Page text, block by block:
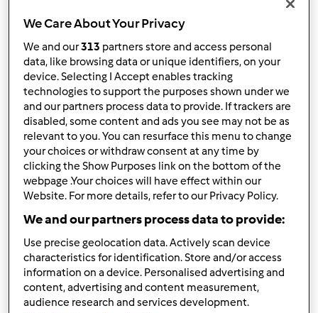
4.7(71)
Oficialmente testada
Bola de carne
portaniapinheirolino
4.8 (10)
Oficialmente testada
Gelado de Ferrero
Rocher
porLuidji
13 4 Fácil 12 17min
We Care About Your Privacy
We and our313 partners store and access personal
data, like browsing data or unique identifiers, on your
device. Selecting I Accept enables tracking
technologies to support the purposes shown under we
and our partners process data to provide. If trackers are
disabled, some content and ads you see may not be as
relevant to you. You can resurface this menu to change
your choices or withdraw consent at any time by
clicking the Show Purposes link on the bottom of the
webpage .Your choices will have effect within our
Website. For more details, refer to our Privacy Policy.
We and our partners process data to provide:
Use precise geolocation data. Actively scan device
characteristics for identification. Store and/or access
information on a device. Personalised advertising and
content, advertising and content measurement,
audience research and services development.